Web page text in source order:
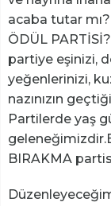
acaba tutar
ÖDÜL
partiye eşinizi,
yeğenlerinizi,
nazınızın
Partilerde yaş
BIRAKMA